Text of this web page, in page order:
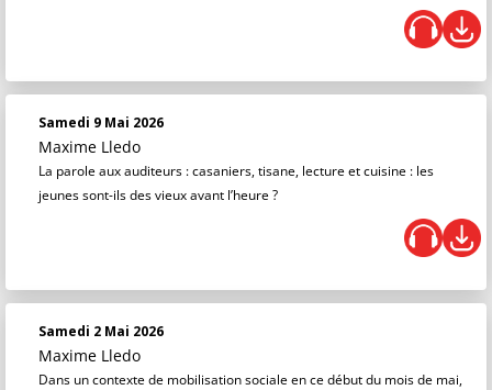
Samedi 9 Mai 2026
Maxime Lledo
La parole aux auditeurs : casaniers, tisane, lecture et cuisine : les
jeunes sont-ils des vieux avant l’heure ?
Samedi 2 Mai 2026
Maxime Lledo
Dans un contexte de mobilisation sociale en ce début du mois de mai,